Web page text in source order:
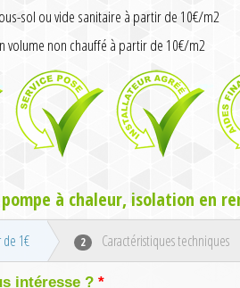
sol ou vide sanitaire à partir de 10€/m2
volume non chauffé à partir de 10€/m2
à chaleur, isolation en
1€ 2 Caractéristiques techniques
intéresse ?